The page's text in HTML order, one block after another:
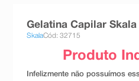
Gelatina Capilar
SkalaCód: 32715
teste gravidez